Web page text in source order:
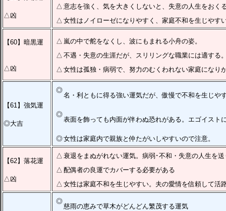
△凶
△ 意志を強く、気を大きくしないと、失意の人生をおく
△ 女性はノイローゼになりやすく、家庭不和を生じやす
【60】暗黒運
△凶
△ 嵐の中で舵をなくし、波にもまれる小舟の姿。
△ 不遇・失意の生涯だが、スリリングな職業には適する
△ 女性は孤独・病弱で、努力のむくわれない家庭になり
【61】強気運
◎大吉
◎
名・利ともに得る強い運気だが、傲慢で不和を生じや
◎
表面を飾っても内面が伴わぬ恐れがある。エゴイスト
◎女性は家庭内で親族と仲たがいしやすいので注意。
【62】落花運
△凶
△ 衰退をまぬがれない運気。病弱･不和・失意の人生を
△ 配偶者の良運でカバーする必要がある
△ 女性は家庭不和を生じやすい。夫の愛情を信頼して活
◎
慈雨の恵みで草木がどんどん繁茂する運気